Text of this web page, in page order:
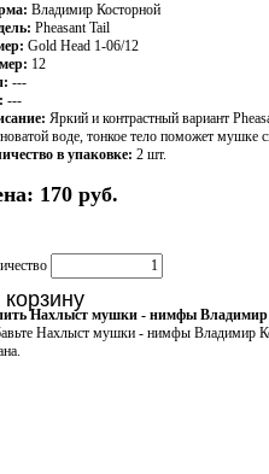
Владимир Косторной
Pheasant Tail
Gold Head 1-06/12
12
---
---
Яркий и контрастный вариант
воде, тонкое тело поможет мушке
в упаковке: 2 шт.
170 руб.
Нахлыст мушки - нимфы Владимир
Нахлыст мушки - нимфы Владимир